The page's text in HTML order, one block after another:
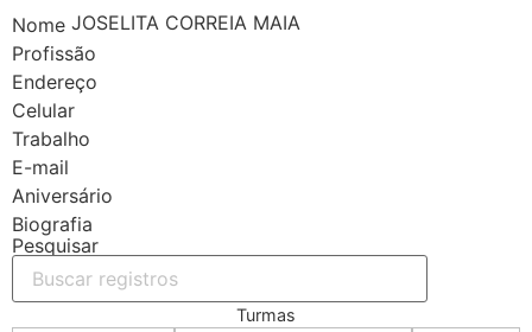
Nome JOSELITA CORREIA MAIA
Profissão
Endereço
Celular
Trabalho
E-mail
Aniversário
Biografia
Pesquisar
Turmas